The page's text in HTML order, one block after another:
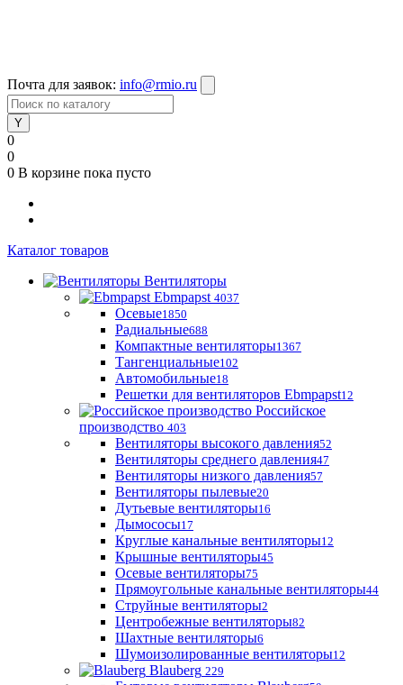
Почта для заявок: info@rmio.ru
0
0
0 В корзине пока пусто
Каталог товаров
Вентиляторы
Ebmpapst 4037
Осевые1850
Радиальные688
Компактные вентиляторы1367
Тангенциальные102
Автомобильные18
Решетки для вентиляторов Ebmpapst12
Российское
производство 403
Вентиляторы высокого давления52
Вентиляторы среднего давления47
Вентиляторы низкого давления57
Вентиляторы пылевые20
Дутьевые вентиляторы16
Дымососы17
Круглые канальные вентиляторы12
Крышные вентиляторы45
Осевые вентиляторы75
Прямоугольные канальные вентиляторы44
Струйные вентиляторы2
Центробежные вентиляторы82
Шахтные вентиляторы6
Шумоизолированные вентиляторы12
Blauberg 229